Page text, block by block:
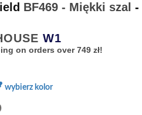
BF469 - Miękki szal -
W1
on orders over 749 zł!
wybierz kolor